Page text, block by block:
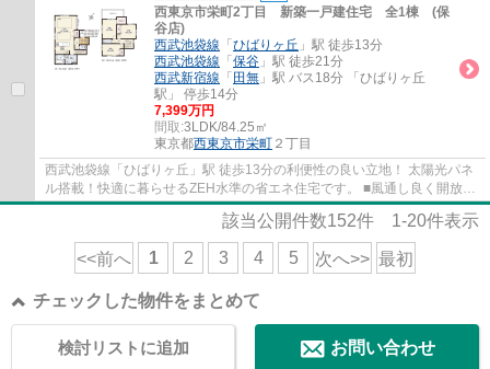
西東京市栄町2丁目 新築一戸建住宅 全1棟 (保
谷店)
西武池袋線 「 ひばりヶ丘 」駅 徒歩13分
西武池袋線 「 保谷 」駅 徒歩21分
西武新宿線 「 田無 」駅 バス18分 「ひばりヶ丘
駅」 停歩14分
7,399万円
間取:3LDK/84.25㎡
東京都西東京市栄町 ２丁目
西武池袋線「ひばりヶ丘」駅 徒歩13分の利便性の良い立地！ 太陽光パネ
ル搭載！快適に暮らせるZEH水準の省エネ住宅です。 ■風通し良く開放的
な角地 ■2台駐車可(車種による) ■家事便利...
該当公開件数152件 1-20件表示
<<前へ 1 2 3 4 5 次へ>> 最初
チェックした物件をまとめて
お問い合わせ
検討リストに追加